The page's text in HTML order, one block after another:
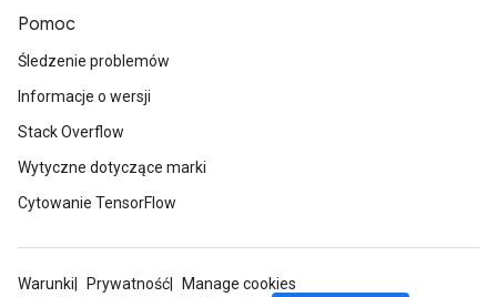
Pomoc
Śledzenie problemów
Informacje o wersji
Stack Overflow
Wytyczne dotyczące marki
Cytowanie TensorFlow
Warunki Prywatność Manage cookies